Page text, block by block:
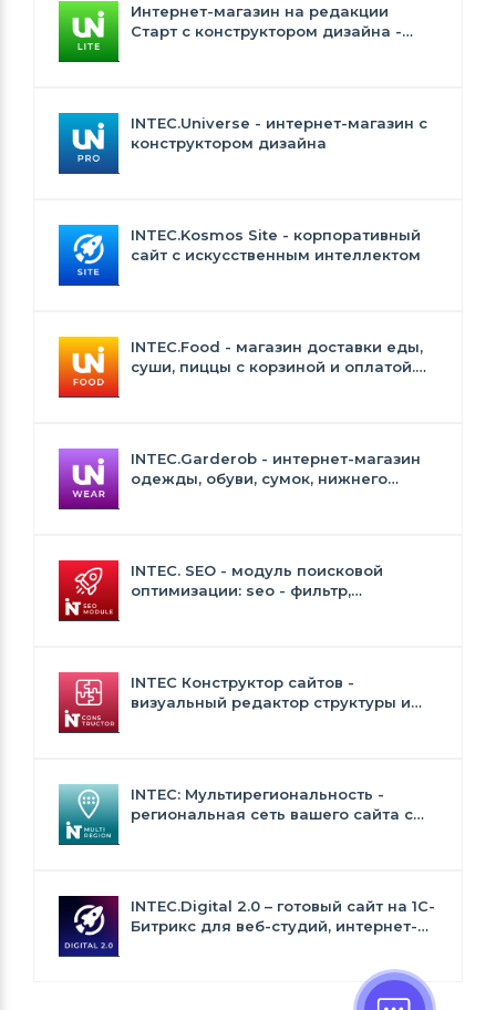
Интернет-магазин на редакции
Старт с конструктором дизайна -
INTEC.Universe - интернет-магазин с
конструктором дизайна
INTEC.Kosmos Site - корпоративный
сайт с искусственным интеллектом
INTEC.Food - магазин доставки еды,
суши, пиццы с корзиной и оплатой.
INTEC.Garderob - интернет-магазин
одежды, обуви, сумок, нижнего
INTEC. SEO - модуль поисковой
оптимизации: seo - фильтр,
INTEC Конструктор сайтов -
визуальный редактор структуры и
INTEC: Мультирегиональность -
региональная сеть вашего сайта с
INTEC.Digital 2.0 – готовый сайт на 1C-
Битрикс для веб-студий, интернет-